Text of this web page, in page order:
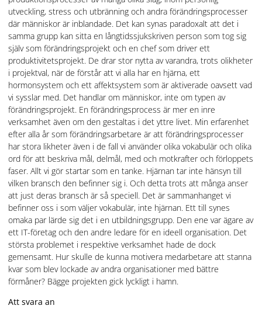
utveckling, stress och utbränning och andra förändringsprocesser
där människor är inblandade. Det kan synas paradoxalt att det i
samma grupp kan sitta en långtidssjukskriven person som tog sig
själv som förändringsprojekt och en chef som driver ett
produktivitetsprojekt. De drar stor nytta av varandra, trots olikheter
i projektval, när de förstår att vi alla har en hjärna, ett
hormonsystem och ett affektsystem som är aktiverade oavsett vad
vi sysslar med. Det handlar om människor, inte om typen av
förändringsprojekt. En förändringsprocess är mer en inre
verksamhet även om den gestaltas i det yttre livet. Min erfarenhet
efter alla år som förändringsarbetare är att förändringsprocesser
har stora likheter även i de fall vi använder olika vokabulär och olika
ord för att beskriva mål, delmål, med och motkrafter och förloppets
faser. Allt vi gör startar som en tanke. Hjärnan tar inte hänsyn till
vilken bransch den befinner sig i. Och detta trots att många anser
att just deras bransch är så speciell. Det är sammanhanget vi
befinner oss i som väljer vokabulär, inte hjärnan. Ett till synes
omaka par lärde sig det i en utbildningsgrupp. Den ene var ägare av
ett IT-företag och den andre ledare för en ideell organisation. Det
största problemet i respektive verksamhet hade de dock
gemensamt. Hur skulle de kunna motivera medarbetare att stanna
kvar som blev lockade av andra organisationer med bättre
förmåner? Bägge projekten gick lyckligt i hamn.
Att svara an